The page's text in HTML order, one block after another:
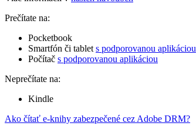
Prečítate na:
Pocketbook
Smartfón či tablet s podporovanou aplikáciou
Počítač s podporovanou aplikáciou
Neprečítate na:
Kindle
Ako čítať e-knihy zabezpečené cez Adobe DRM?